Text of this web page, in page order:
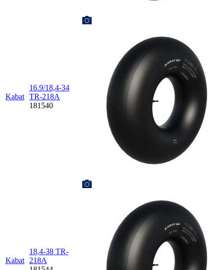
Kabat
16.9/18,4-34
TR-218A
181540
Kabat
18,4-38 TR-
218A